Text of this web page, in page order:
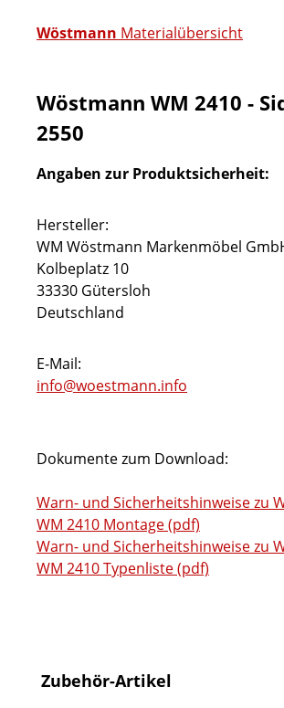
Wöstmann Materialübersicht
Wöstmann WM 2410 -
2550
Angaben zur Produktsicherheit:
Hersteller:
WM Wöstmann Markenmöbel
Kolbeplatz 10
33330 Gütersloh
Deutschland
E-Mail:
info@woestmann.info
Dokumente zum Download:
Warn- und Sicherheitshinweise zu
WM 2410 Montage (pdf)
Warn- und Sicherheitshinweise zu
WM 2410 Typenliste (pdf)
Produktgalerie überspringen
Zubehör-Artikel